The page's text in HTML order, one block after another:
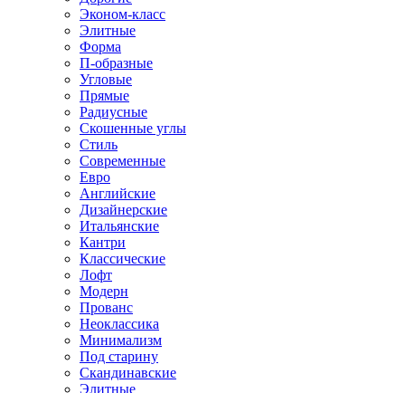
Эконом-класс
Элитные
Форма
П-образные
Угловые
Прямые
Радиусные
Скошенные углы
Стиль
Современные
Евро
Английские
Дизайнерские
Итальянские
Кантри
Классические
Лофт
Модерн
Прованс
Неоклассика
Минимализм
Под старину
Скандинавские
Элитные